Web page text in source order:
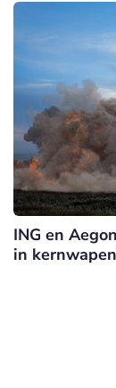
ING en
in